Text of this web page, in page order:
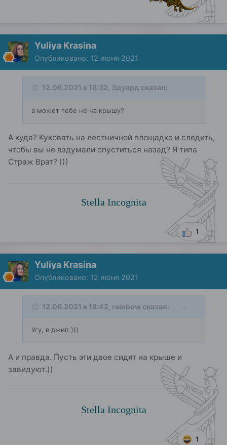
Yuliya Krasina
Опубликовано: 12 июня 2021
12.06.2021 в 18:32, Эдуард сказал:
а может тебе не на крышу?
А куда? Куковать на лестничной площадке и следить,
чтобы вы не вздумали спуститься назад? Я типа
Страж Врат? )))
1
Stella Incognita
Yuliya Krasina
Опубликовано: 12 июня 2021
12.06.2021 в 18:42, rainbow сказал:
Угу, в джип )))
А и правда. Пусть эти двое сидят на крыше и
завидуют.))
1
Stella Incognita